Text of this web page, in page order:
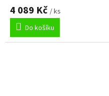
4 089 Kč / ks
Do košíku